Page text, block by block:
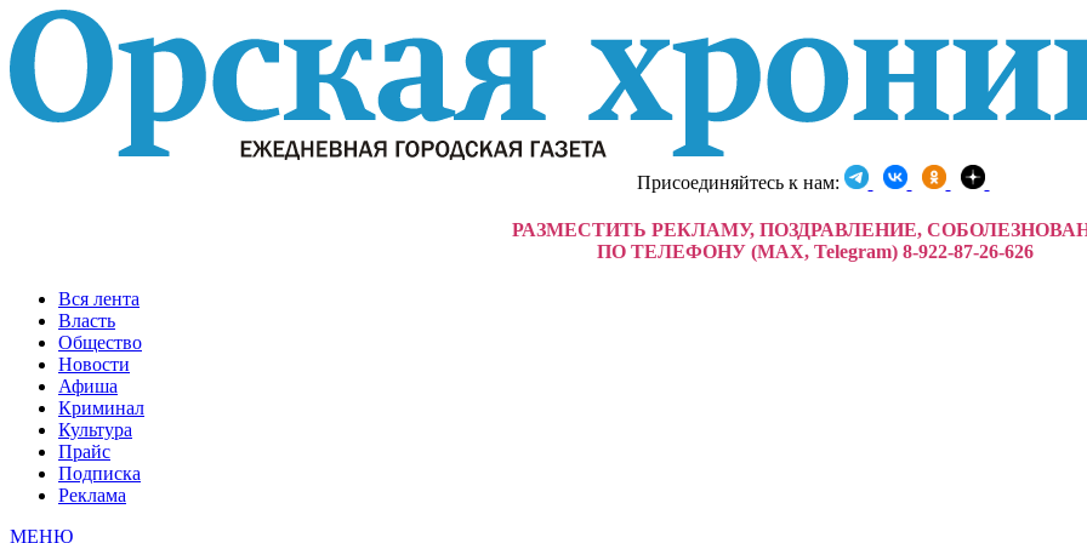
Присоединяйтесь к нам:
РАЗМЕСТИТЬ РЕКЛАМУ, ПОЗДРАВЛЕНИЕ,
ПО ТЕЛЕФОНУ (MAX, Telegram) 8-922-87-26-626
Вся лента
Власть
Общество
Новости
Афиша
Криминал
Культура
Прайс
Подписка
Реклама
МЕНЮ